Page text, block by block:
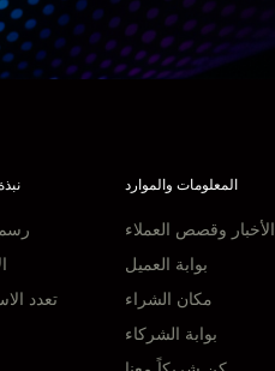
تعدد
المعلومات والموارد
الأخبار وقصص العملاء
بوابة العميل
مكان الشراء
بوابة الشركاء